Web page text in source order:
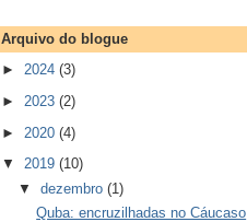
Arquivo do blogue
► 2024 (3)
► 2023 (2)
► 2020 (4)
▼ 2019 (10)
▼dezembro(1)
Quba: encruzilhadas no Cáucaso